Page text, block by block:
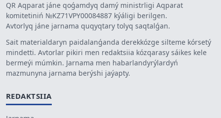
QR Aqparat jáne qoǵamdyq damý ministrligi Aqparat
komitetiniń №KZ71VPY00084887 kýáligi berilgen.
Avtorlyq jáne jarnama quqyqtary tolyq saqtalǵan.
Sait materialdaryn paidalanǵanda derekkózge silteme kórsetý
mindetti. Avtorlar pikiri men redaktsiia kózqarasy sáikes kele
bermeýi múmkin. Jarnama men habarlandyrýlardyń
mazmunyna jarnama berýshi jaýapty.
REDAKTSIIA